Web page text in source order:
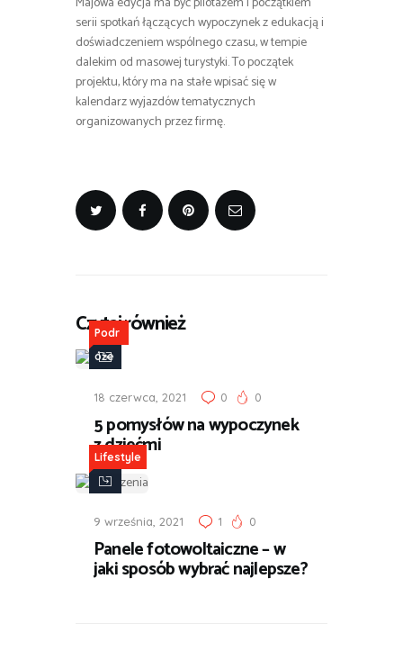
serii spotkań łączących wypoczynek z edukacją i
doświadczeniem wspólnego czasu, w tempie
dalekim od masowej turystyki. To początek
projektu, który ma na stałe wpisać się w
kalendarz wyjazdów tematycznych
organizowanych przez firmę.
Czytaj również
Podr
óże
18 czerwca, 2021 0 0
5 pomysłów na wypoczynek
z dziećmi
Lifestyle
9 września, 2021 1 0
Panele fotowoltaiczne – w
jaki sposób wybrać najlepsze?